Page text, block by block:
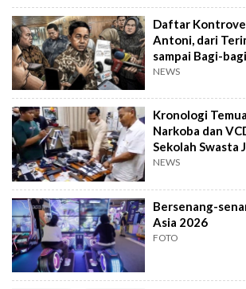
Daftar
Antoni, dari
sampai Bagi-
Kader PSI
NEWS
Kronologi
Narkoba dan
Sekolah Swasta
NEWS
Bersenang-
Asia 2026
FOTO